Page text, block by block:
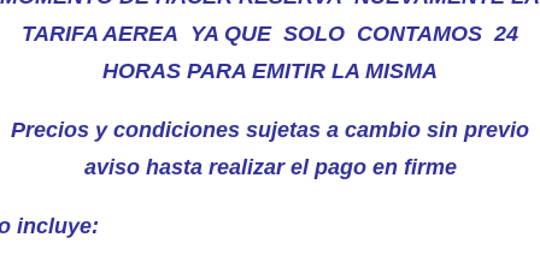
TARIFA AEREA YA QUE SOLO CONTAMOS 24
HORAS PARA EMITIR LA MISMA
Precios y condiciones sujetas a cambio sin previo
aviso hasta realizar el pago en firme
incluye: